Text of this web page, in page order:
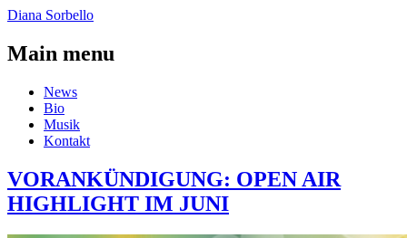
Diana Sorbello
Main menu
News
Bio
Musik
Kontakt
VORANKÜNDIGUNG: OPEN AIR
HIGHLIGHT IM JUNI